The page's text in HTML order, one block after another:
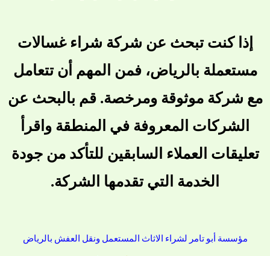
إذا كنت تبحث عن شركة شراء غسالات
مستعملة بالرياض، فمن المهم أن تتعامل
مع شركة موثوقة ومرخصة. قم بالبحث عن
الشركات المعروفة في المنطقة واقرأ
تعليقات العملاء السابقين للتأكد من جودة
الخدمة التي تقدمها الشركة.
مؤسسة أبو تامر لشراء الاثاث المستعمل ونقل العفش بالرياض